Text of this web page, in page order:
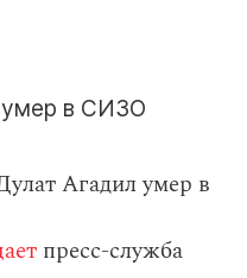
умер в СИЗО
Агадил умер в
пресс-служба